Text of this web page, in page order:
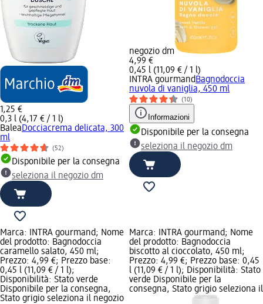
1,25 €
0,3 l (4,17 € / 1 l)
BaleaDocciacrema delicata, 300
ml
(52)
Disponibile per la consegna
seleziona il negozio dm
negozio dm
4,99 €
0,45 l (11,09 € / 1 l)
INTRA gourmandBagnodoccia
nuvola di vaniglia, 450 ml
(10)
Informazioni
Disponibile per la consegna
seleziona il negozio dm
Marca: INTRA gourmand; Nome
del prodotto: Bagnodoccia
caramello salato, 450 ml;
Prezzo: 4,99 €; Prezzo base:
0,45 l (11,09 € / 1 l);
Disponibilità: Stato verde
Disponibile per la consegna,
Stato grigio seleziona il negozio
Marca: INTRA gourmand; Nome
del prodotto: Bagnodoccia
biscotto al cioccolato, 450 ml;
Prezzo: 4,99 €; Prezzo base: 0,45
l (11,09 € / 1 l); Disponibilità: Stato
verde Disponibile per la
consegna, Stato grigio seleziona il